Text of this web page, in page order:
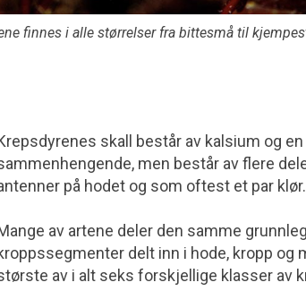
finnes i alle størrelser fra bittesmå til
skall består av kalsium og
men består av flere
på hodet og som oftest et par klør.
av artene deler den samme
delt inn i hode, kropp
av i alt seks forskjellige klasser av